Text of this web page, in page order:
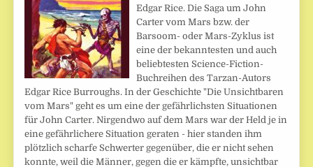
Edgar Rice. Die Saga um John
Carter vom Mars bzw. der
Barsoom- oder Mars-Zyklus ist
eine der bekanntesten und auch
beliebtesten Science-Fiction-
Buchreihen des Tarzan-Autors
Edgar Rice Burroughs. In der Geschichte "Die Unsichtbaren
vom Mars" geht es um eine der gefährlichsten Situationen
für John Carter. Nirgendwo auf dem Mars war der Held je in
eine gefährlichere Situation geraten - hier standen ihm
plötzlich scharfe Schwerter gegenüber, die er nicht sehen
konnte, weil die Männer, gegen die er kämpfte, unsichtbar